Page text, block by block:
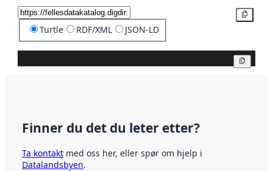
Turtle RDF/XML JSON-LD
Finner du det du leter etter?
Ta kontakt med oss her, eller spør om hjelp i
Datalandsbyen.